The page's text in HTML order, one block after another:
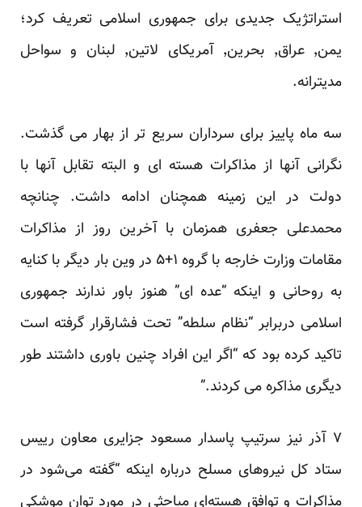
استراتژیک جدیدی برای جمهوری اسلامی تعریف کرد؛
یمن٬ عراق٬ بحرین٬ آمریکای لاتین٬ لبنان و سواحل
مدیترانه.
سه ماه پاییز برای سرداران سریع تر از بهار می گذشت.
نگرانی آنها از مذاکرات هسته ای و البته تقابل آنها با
دولت در این زمینه همچنان ادامه داشت. چنانچه
محمدعلی جعفری همزمان با آخرین روز از مذاکرات
مقامات وزارت خارجه با گروه ۱+۵ در وین بار دیگر با کنایه
به روحانی و اینکه “عده ای” هنوز باور ندارند جمهوری
اسلامی دربرابر “نظام سلطه” تحت فشارقرار گرفته است
تاکید کرده بود که “اگر این افراد چنین باوری داشتند طور
دیگری مذاکره می کردند.”
۷ آذر نیز سرتیپ پاسدار مسعود جزایری معاون رییس
ستاد کل نیروهای مسلح درباره اینکه “گفته می‌شود در
مذاکرات و توافق هسته‌ای مباحثی در مورد توان موشکی